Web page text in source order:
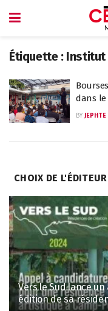
Étiquette : Institut
dans le
BY JEPHTE
CHOIX DE L'ÉDITEUR
Vers le Sud lance
édition de sa